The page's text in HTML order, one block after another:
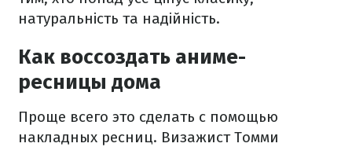
натуральність та надійність.
Как воссоздать аниме-
ресницы дома
Проще всего это сделать с помощью
накладных ресниц. Визажист Томми